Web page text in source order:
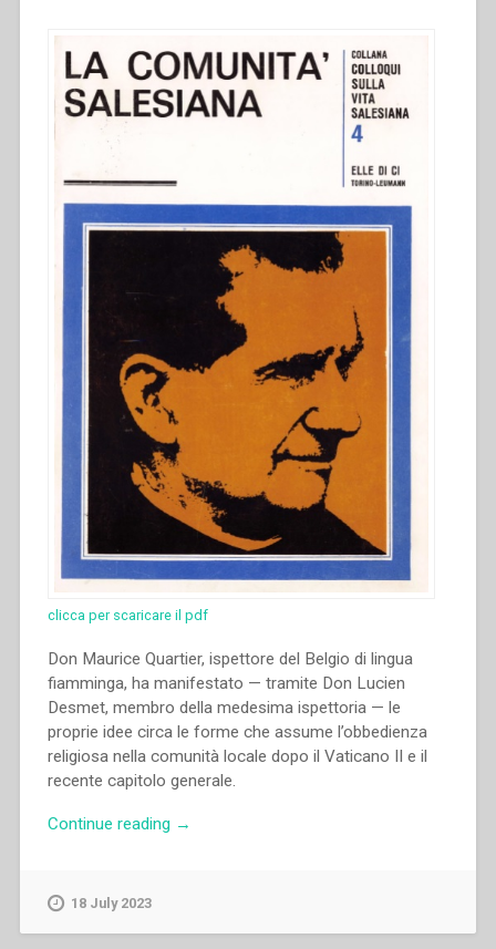
clicca per scaricare il pdf
Don Maurice Quartier, ispettore del Belgio di lingua
fiamminga, ha manifestato — tramite Don Lucien
Desmet, membro della medesima ispettoria — le
proprie idee circa le forme che assume l’obbedienza
religiosa nella comunità locale dopo il Vaticano II e il
recente capitolo generale.
Continue reading “Maurice
→
18 July 2023